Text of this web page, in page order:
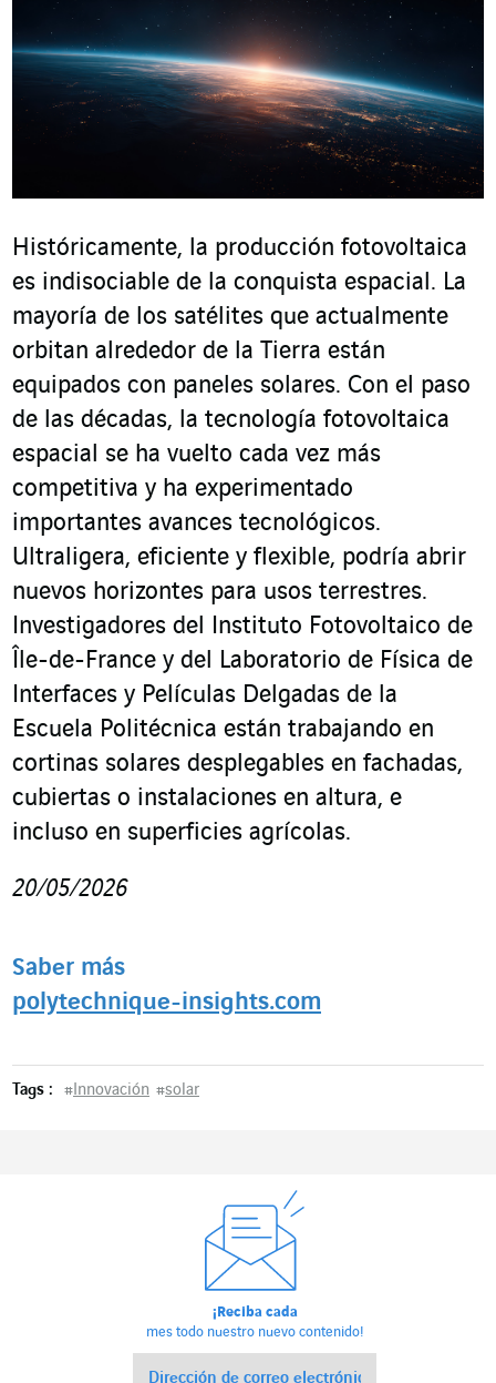
Históricamente, la producción fotovoltaica
es indisociable de la conquista espacial. La
mayoría de los satélites que actualmente
orbitan alrededor de la Tierra están
equipados con paneles solares. Con el paso
de las décadas, la tecnología fotovoltaica
espacial se ha vuelto cada vez más
competitiva y ha experimentado
importantes avances tecnológicos.
Ultraligera, eficiente y flexible, podría abrir
nuevos horizontes para usos terrestres.
Investigadores del Instituto Fotovoltaico de
Île-de-France y del Laboratorio de Física de
Interfaces y Películas Delgadas de la
Escuela Politécnica están trabajando en
cortinas solares desplegables en fachadas,
cubiertas o instalaciones en altura, e
incluso en superficies agrícolas.
20/05/2026
Saber más
polytechnique-insights.com
Tags : #Innovación #solar
¡Reciba cada
mes todo nuestro nuevo contenido!